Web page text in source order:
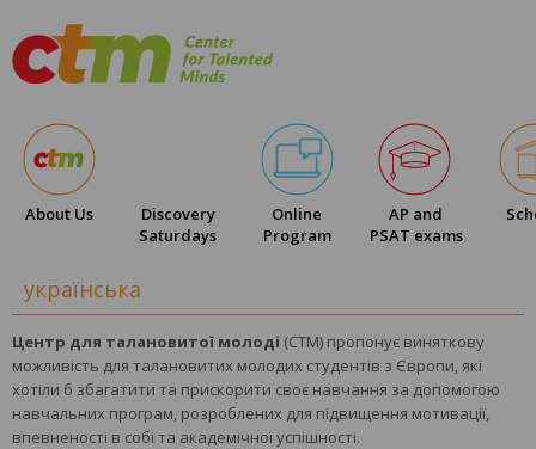
About Us
Discovery
Saturdays
Online
Program
AP and
PSAT exams
українська
Центр для талановитої молоді (CTM) пропонує виняткову
можливість для талановитих молодих студентів з Європи, які
хотіли б збагатити та прискорити своє навчання за допомогою
навчальних програм, розроблених для підвищення мотивації,
впевненості в собі та академічної успішності.